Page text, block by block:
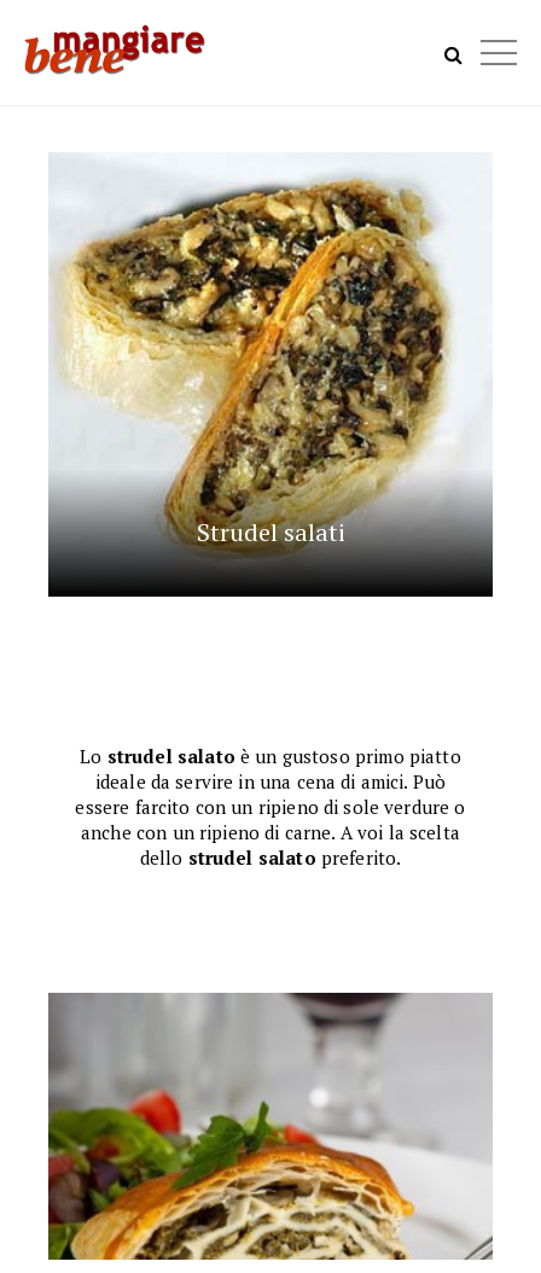
Strudel salati
Lo strudel salato è un gustoso primo piatto
ideale da servire in una cena di amici. Può
essere farcito con un ripieno di sole verdure o
anche con un ripieno di carne. A voi la scelta
dello strudel salato preferito.